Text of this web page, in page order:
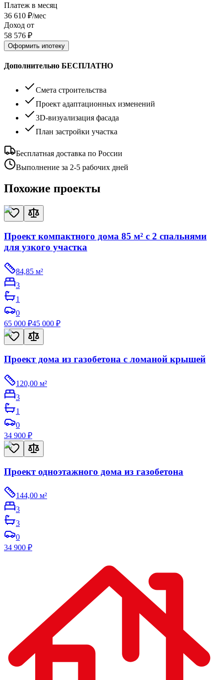
Платеж в месяц
36 610 ₽/мес
Доход от
58 576 ₽
Оформить ипотеку
Дополнительно БЕСПЛАТНО
Смета строительства
Проект адаптационных изменений
3D-визуализация фасада
План застройки участка
Бесплатная доставка по России
Выполнение за 2-5 рабочих дней
Похожие проекты
Проект компактного дома 85 м² с 2 спальнями
для узкого участка
84,85 м²
3
1
0
65 000 ₽45 000 ₽
Проект дома из газобетона с ломаной крышей
120,00 м²
3
1
0
34 900 ₽
Проект одноэтажного дома из газобетона
144,00 м²
3
3
0
34 900 ₽